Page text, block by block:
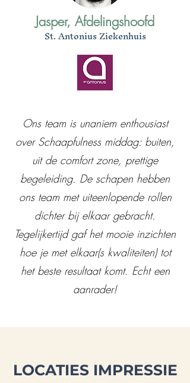
Jasper, Afdelingshoofd
St. Antonius Ziekenhuis
Ons team is unaniem enthousiast
over Schaapfulness middag: buiten,
uit de comfort zone, prettige
begeleiding. De schapen hebben
ons team met uiteenlopende rollen
dichter bij elkaar gebracht.
Tegelijkertijd gaf het mooie inzichten
hoe je met elkaar(s kwaliteiten) tot
het beste resultaat komt. Echt een
aanrader!
LOCATIES IMPRESSIE